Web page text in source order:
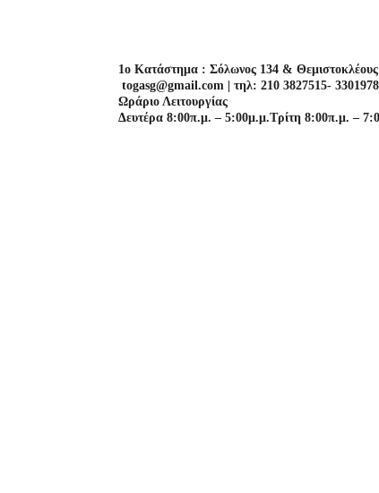
1o Κατάστημα : Σόλωνος 134 &
togasg@gmail.com | τηλ: 210 3827515- 3301978
Ωράριο Λειτουργίας
Δευτέρα 8:00π.μ. – 5:00μ.μ.Τρίτη 8:00π.μ. –